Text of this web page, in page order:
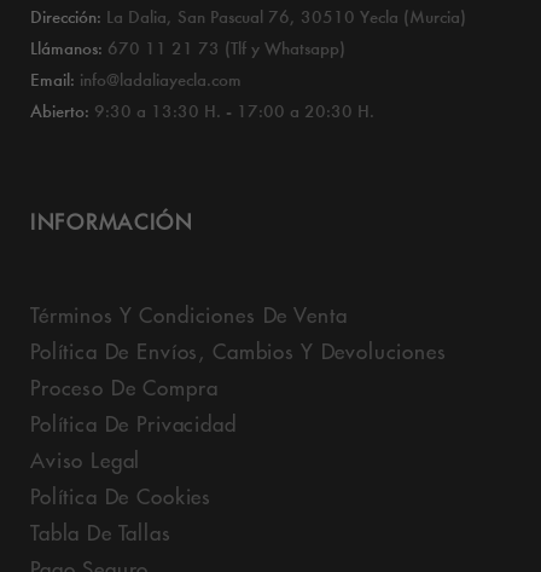
Dirección: La Dalia, San Pascual 76, 30510 Yecla (Murcia)
Llámanos: 670 11 21 73 (Tlf y Whatsapp)
Email: info@ladaliayecla.com
Abierto: 9:30 a 13:30 H. - 17:00 a 20:30 H.
INFORMACIÓN
Términos Y Condiciones De Venta
Política De Envíos, Cambios Y Devoluciones
Proceso De Compra
Política De Privacidad
Aviso Legal
Política De Cookies
Tabla De Tallas